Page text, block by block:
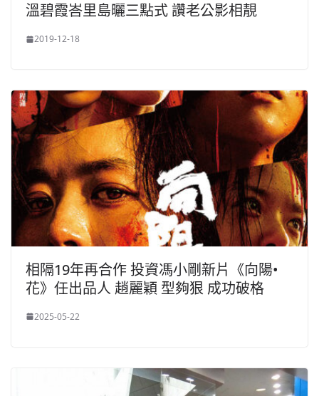
溫碧霞峇里島曬三點式 讚老公影相靚
2019-12-18
相隔19年再合作 投資馮小剛新片《向陽•
花》任出品人 趙麗穎 型夠狠 成功破格
2025-05-22